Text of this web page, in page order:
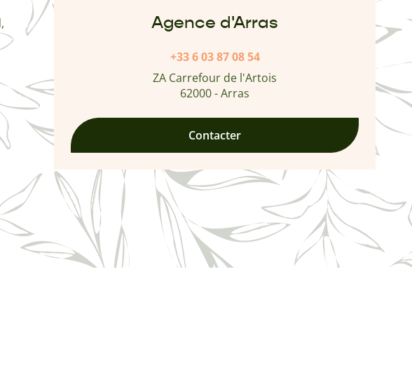
Agence d'Arras
+33 6 03 87 08 54
ZA Carrefour de l'Artois
62000 - Arras
Contacter